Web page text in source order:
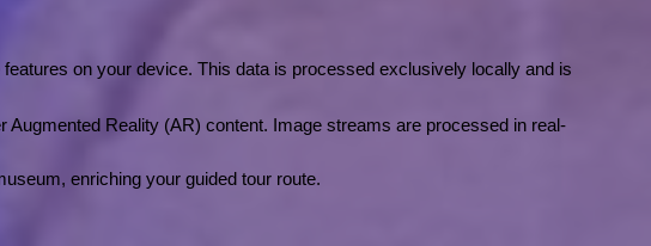
on your device. This data is processed exclusively locally and is
Reality (AR) content. Image streams are processed in real-
enriching your guided tour route.